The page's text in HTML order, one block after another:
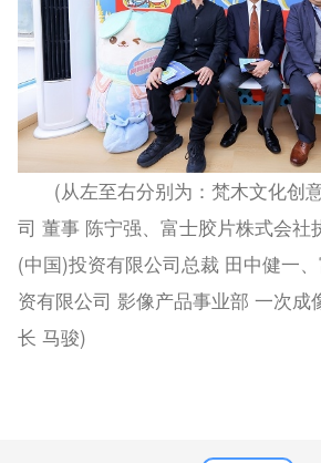
(从左至右分别为：梵木文化创
司 董事 陈宁强、富士胶片株式会社
(中国)投资有限公司总裁 田中健一
资有限公司 影像产品事业部 一次成
长 马骏)